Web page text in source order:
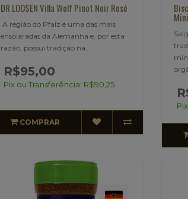
DR LOOSEN Villa Wolf Pinot Noir Rosé
A região do Pfalz é uma das mais
ensolaradas da Alemanha e, por esta
razão, possui tradição na..
R$95,00
Pix ou Transferência: R$90,25
COMPRAR